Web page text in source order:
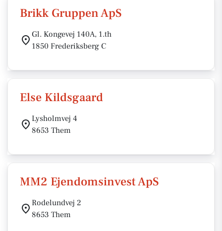
Brikk Gruppen ApS
Gl. Kongevej 140A, 1.th
1850 Frederiksberg C
Else Kildsgaard
Lysholmvej 4
8653 Them
MM2 Ejendomsinvest ApS
Rodelundvej 2
8653 Them